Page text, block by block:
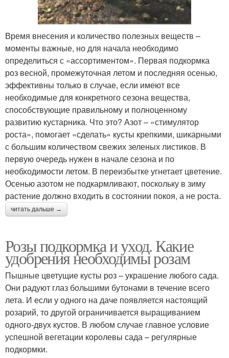
Время внесения и количество полезных веществ –
моменты важные, но для начала необходимо
определиться с «ассортиментом». Первая подкормка
роз весной, промежуточная летом и последняя осенью,
эффективны только в случае, если имеют все
необходимые для конкретного сезона вещества,
способствующие правильному и полноценному
развитию кустарника. Что это? Азот – «стимулятор
роста», помогает «сделать» кусты крепкими, шикарными
с большим количеством свежих зеленых листиков. В
первую очередь нужен в начале сезона и по
необходимости летом. В переизбытке угнетает цветение.
Осенью азотом не подкармливают, поскольку в зиму
растение должно входить в состоянии покоя, а не роста.
читать дальше →
Розы подкормка и уход. Какие
удобрения необходимы розам
Пышные цветущие кусты роз – украшение любого сада.
Они радуют глаз большими бутонами в течение всего
лета. И если у одного на даче появляется настоящий
розарий, то другой ограничивается выращиванием
одного-двух кустов. В любом случае главное условие
успешной вегетации королевы сада – регулярные
подкормки.